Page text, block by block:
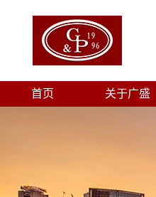
首页 关于广盛